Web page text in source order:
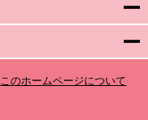
このホームページについて